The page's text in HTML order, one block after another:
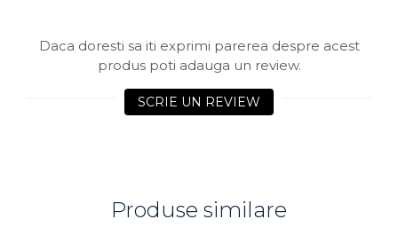
Daca doresti sa iti exprimi parerea despre acest
produs poti adauga un review.
SCRIE UN REVIEW
Produse similare